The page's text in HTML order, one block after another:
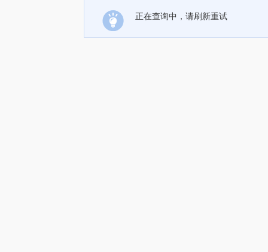
正在查询中，请刷新重试